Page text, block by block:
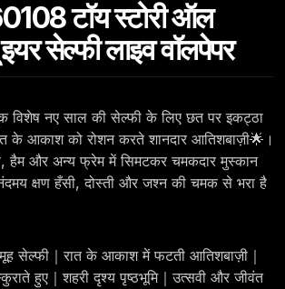
टॉय स्टोरी ऑल
सेल्फी लाइव वॉलपेपर
विशेष नए साल की सेल्फी के लिए छत पर इकट्ठा
के आकाश को रोशन करते शानदार आतिशबाज़ी🌟।
हैम और अन्य फ्रेम में सिमटकर चमकदार मुस्कान
क्षण हँसी, दोस्ती और जश्न की चमक से भरा है
सेल्फी｜रात के आकाश में फटती आतिशबाज़ी｜
हुए｜शहरी दृश्य पृष्ठभूमि｜उत्सवी और जीवंत